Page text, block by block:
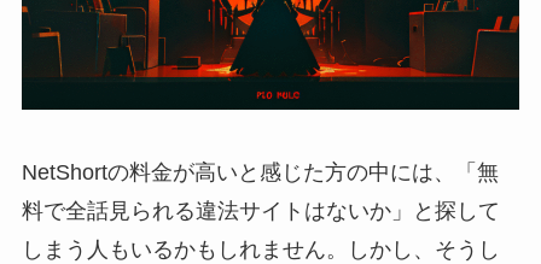
NetShortの料金が高いと感じた方の中には、「無
料で全話見られる違法サイトはないか」と探して
しまう人もいるかもしれません。しかし、そうし